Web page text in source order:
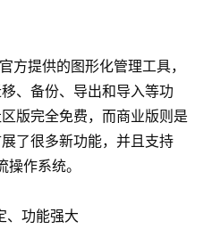
方提供的图形化管理工具，
、备份、导出和导入等功
版完全免费，而商业版则是
了很多新功能，并且支持
操作系统。
、功能强大